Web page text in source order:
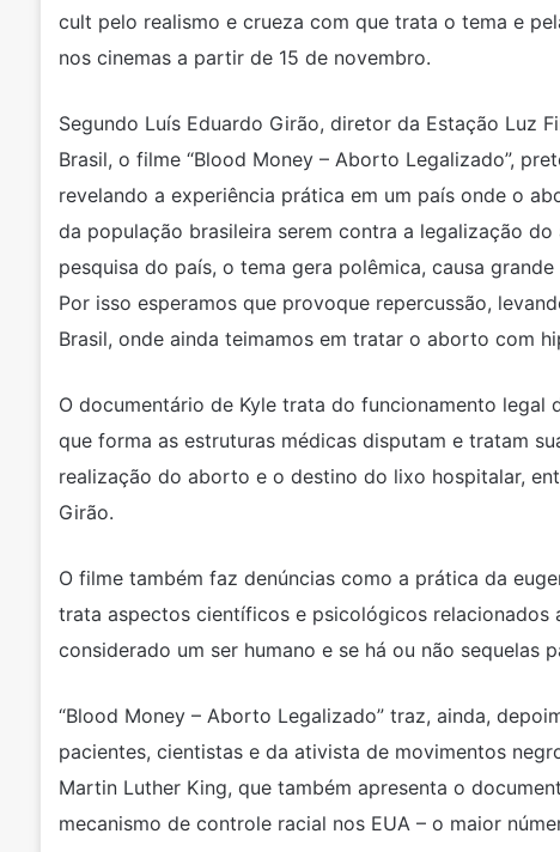
cult pelo realismo e crueza com que trata o tema e
nos cinemas a partir de 15 de novembro.
Segundo Luís Eduardo Girão, diretor da Estação Luz
Brasil, o filme “Blood Money – Aborto Legalizado”,
revelando a experiência prática em um país onde o
da população brasileira serem contra a legalização
pesquisa do país, o tema gera polêmica, causa
Por isso esperamos que provoque repercussão,
Brasil, onde ainda teimamos em tratar o aborto com
O documentário de Kyle trata do funcionamento legal
que forma as estruturas médicas disputam e tratam
realização do aborto e o destino do lixo hospitalar,
Girão.
O filme também faz denúncias como a prática da
trata aspectos científicos e psicológicos
considerado um ser humano e se há ou não sequelas
“Blood Money – Aborto Legalizado” traz, ainda,
pacientes, cientistas e da ativista de movimentos
Martin Luther King, que também apresenta o
mecanismo de controle racial nos EUA – o maior